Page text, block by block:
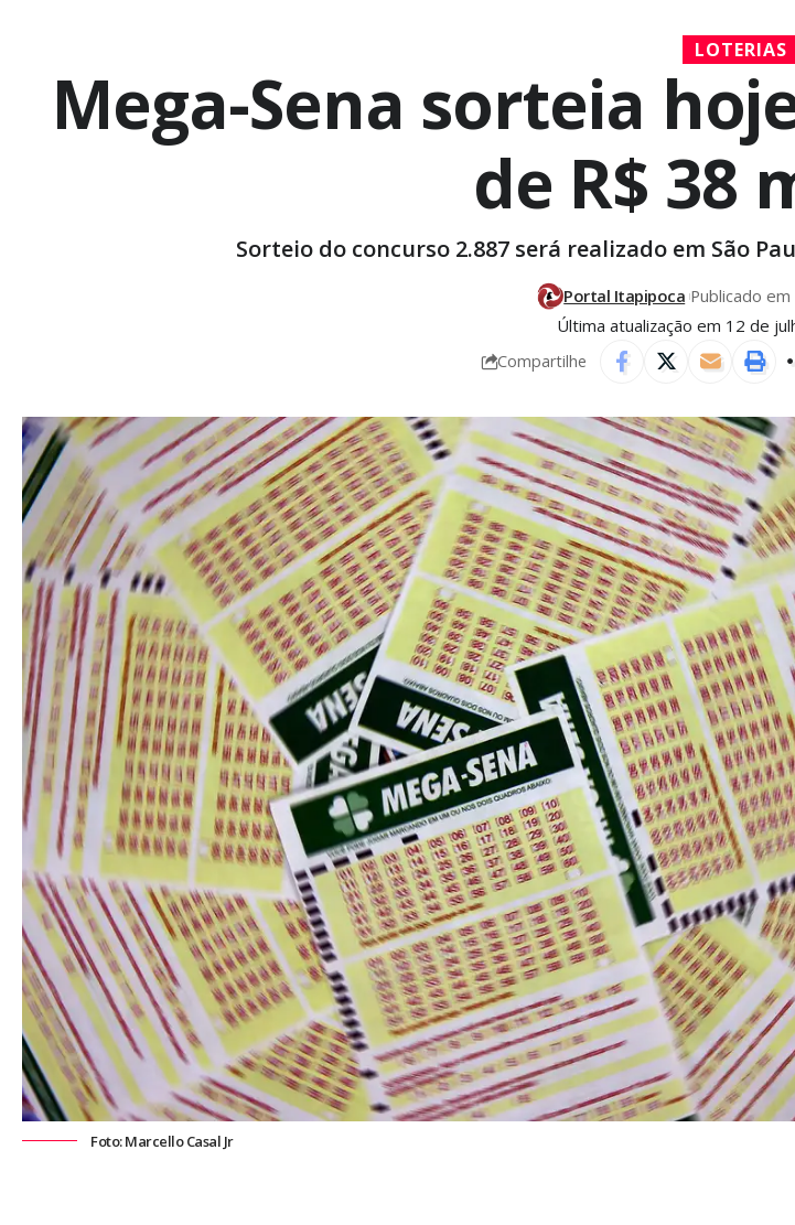
LOTERIAS
Mega-Sena sorteia
de R$ 38
Sorteio do concurso 2.887 será realizado em São
Última atualização em 12 de
Portal Itapipoca Publicado
Compartilhe
Foto: Marcello Casal Jr